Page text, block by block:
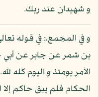
و شهيدان عند ربك.
و في المجمع،: في قوله
بن شمر عن جابر عن
الأمر يومئذ و اليوم كله
الحكام فلم يبق حاكم إلا